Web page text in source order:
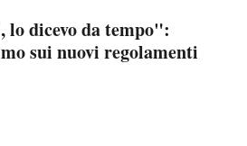
lo dicevo da tempo":
sui nuovi regolamenti